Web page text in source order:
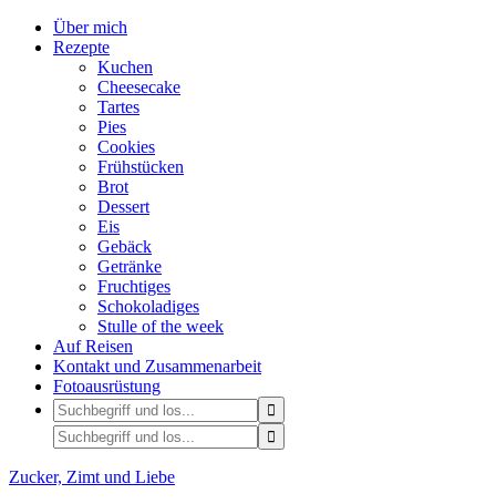
Über mich
Rezepte
Kuchen
Cheesecake
Tartes
Pies
Cookies
Frühstücken
Brot
Dessert
Eis
Gebäck
Getränke
Fruchtiges
Schokoladiges
Stulle of the week
Auf Reisen
Kontakt und Zusammenarbeit
Fotoausrüstung
Zucker, Zimt und Liebe